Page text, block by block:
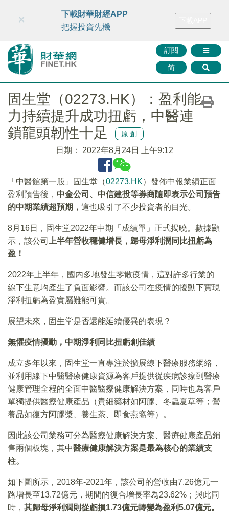
財華智庫網 FINTV FINMETA 財華證券 媒體矩陣
訂閱
简
×
下載財華財經APP
把握投資先機
固生堂（02273.HK）：盈利能
力持續提升成功扭虧，中醫連
鎖龍頭韌性十足
原創
日期： 2022年8月24日 上午9:12
「中醫館第一股」固生堂（02273.HK）發佈中報業績正面
盈利預告後， 中金公司、中信建投等券商隨即表示公司預告
的中期業績超預期， 這也吸引了不少投資者的目光。
8月16日，固生堂2022年中期「成績單」正式揭曉。數據顯
示，該公司
上半年營收穩健增長，歸母淨利潤同比扭虧為
盈！
2022年上半年，國内多地發生零散疫情，這對許多行業的
線下生意均產生了負面影響。而該公司在疫情的擾動下實現
淨利扭虧為盈實屬難能可貴。
展望未來，固生堂是否還能延續優異的表現？
無懼疫情擾動，中期淨利同比扭虧創佳績
成立多年以來，固生堂一直專注於擴展線下醫療服務網絡，
並利用線下中醫醫療健康資源為客戶提供從疾病診療到醫療
健康管理全程的全面中醫醫療健康解決方案，同時也為客戶
單獨提供醫療健康產品（貴細藥材如阿膠、冬蟲夏草等；營
養品如復方阿膠漿、養生茶、即食燕窩等）。
因此該公司業務可分為醫療健康解決方案、醫療健康產品銷
售兩個板塊，其中醫療健康解決方案是最為核心的業績支
柱。
如下圖所示，2018年-2021年，該公司的營收由7.26億元一
路增長至13.72億元，期間的復合增長率為23.62%；與此同
時， 其歸母淨利潤則從虧損1.73億元轉變為盈利5.07億元。